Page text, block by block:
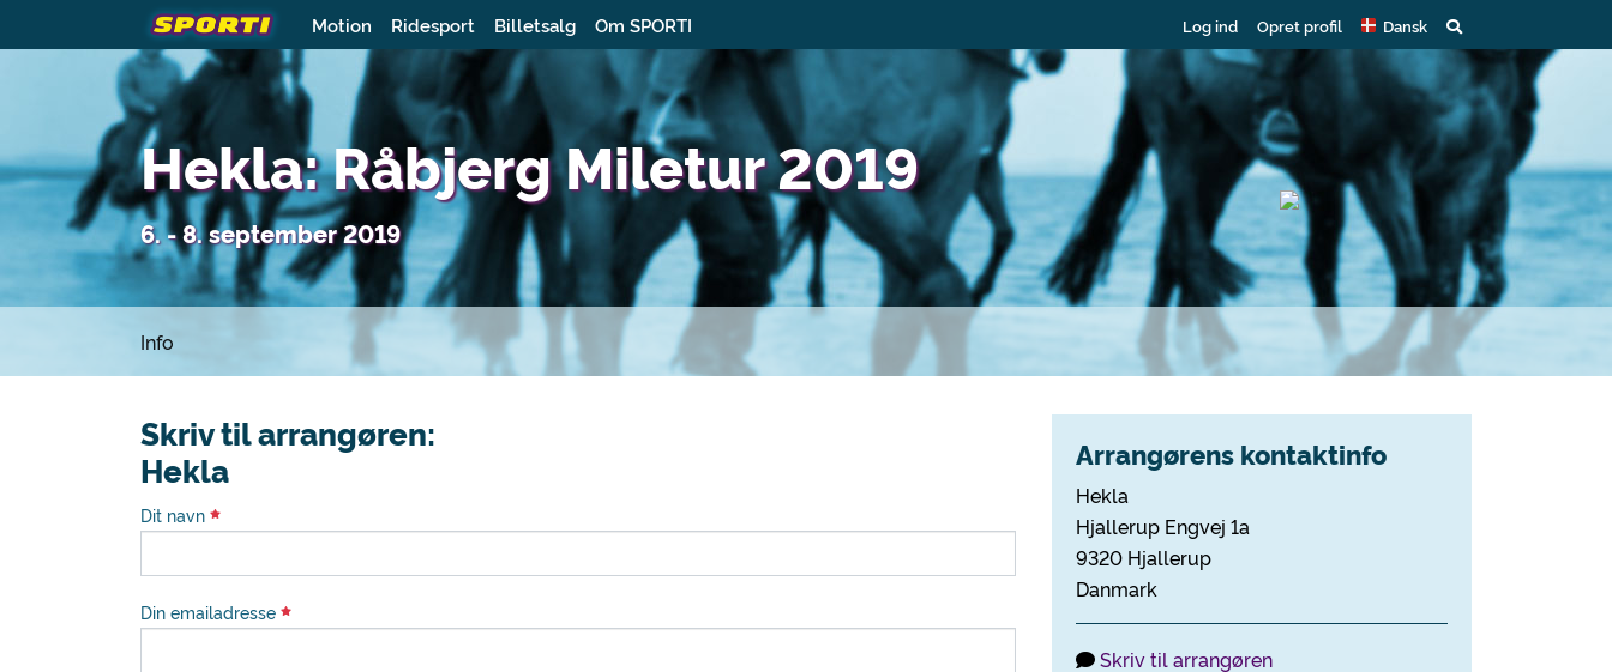
Motion Ridesport Billetsalg Om SPORTI Log ind Opret profil Dansk
Hekla: Råbjerg Miletur 2019
6. - 8. september 2019
Info
Skriv til arrangøren:
Hekla
Dit navn
Din emailadresse
Arrangørens kontaktinfo
Hekla
Hjallerup Engvej 1a
9320 Hjallerup
Danmark
Skriv til arrangøren